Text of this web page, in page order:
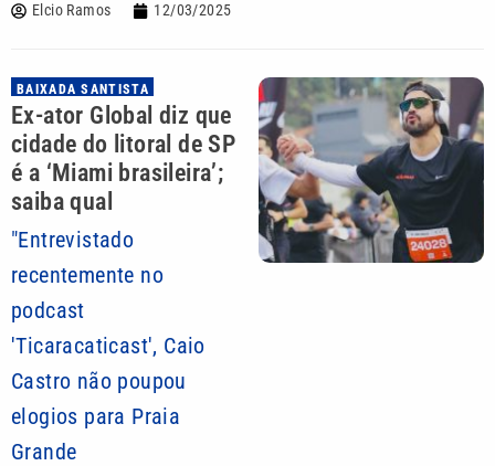
Elcio Ramos 12/03/2025
BAIXADA SANTISTA
Ex-ator Global diz que
cidade do litoral de SP
é a ‘Miami brasileira’;
saiba qual
"Entrevistado
recentemente no
podcast
'Ticaracaticast', Caio
Castro não poupou
elogios para Praia
Grande